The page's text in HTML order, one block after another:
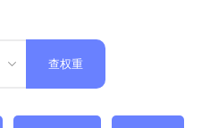
查权重